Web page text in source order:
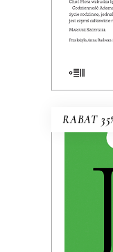
RABAT
JAK